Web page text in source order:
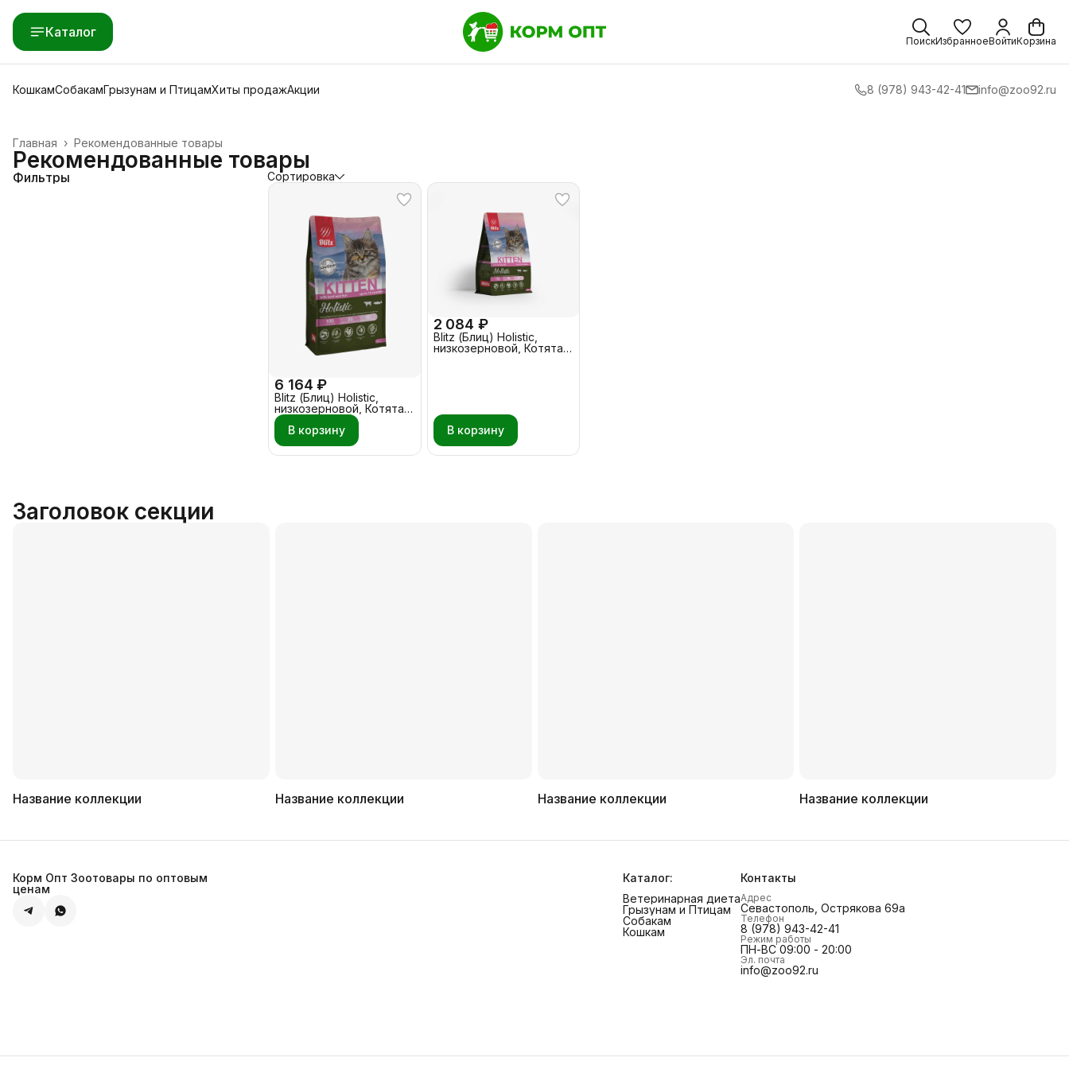
Каталог
ПоискИзбранноеВойтиКорзина
КошкамСобакамГрызунам и ПтицамХиты продажАкции 8 (978) 943-42-41 info@zoo92.ru
Рекомендованные товары
Главная ›
Рекомендованные товары
Фильтры Сортировка
6 164 ₽
Blitz (Блиц) Holistic,
низкозерновой, Котята
Индейка - Рыба 5 кг
В корзину
2 084 ₽
Blitz (Блиц) Holistic,
низкозерновой, Котята
В корзину
Заголовок секции
Название коллекции Название коллекции Название коллекции Название коллекции
Корм Опт Зоотовары по оптовым
ценам
Каталог:
Ветеринарная диета
Грызунам и Птицам
Собакам
Кошкам
Контакты
Адрес
Севастополь, Острякова 69а
Телефон
8 (978) 943-42-41
Режим работы
ПН-ВС 09:00 - 20:00
Эл. почта
info@zoo92.ru